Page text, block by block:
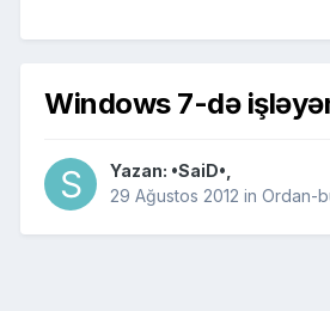
Windows 7-də
Yazan: •SaiD•
29 Ağustos 2012 in Ordan-